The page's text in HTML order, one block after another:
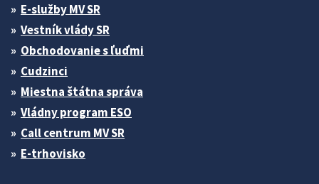
E-služby MV SR
Vestník vlády SR
Obchodovanie s ľuďmi
Cudzinci
Miestna štátna správa
Vládny program ESO
Call centrum MV SR
E-trhovisko